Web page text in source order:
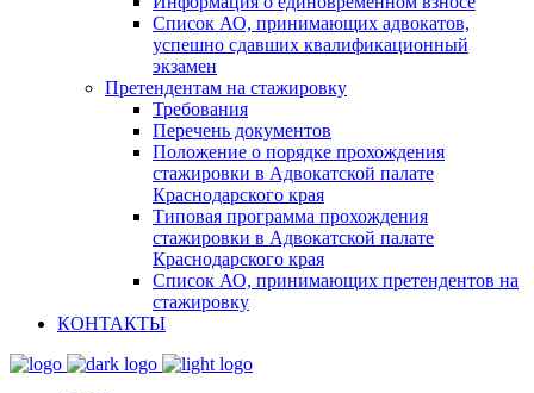
Список АО, принимающих адвокатов,
успешно сдавших квалификационный
экзамен
Претендентам на стажировку
Требования
Перечень документов
Положение о порядке прохождения
стажировки в Адвокатской палате
Краснодарского края
Типовая программа прохождения
стажировки в Адвокатской палате
Краснодарского края
Список АО, принимающих претендентов на
стажировку
КОНТАКТЫ